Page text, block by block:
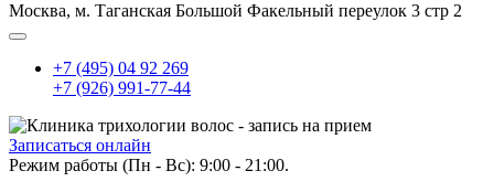
Москва, м. Таганская Большой Факельный переулок 3 стр 2
+7 (495) 04 92 269
+7 (926) 991-77-44
Записаться онлайн
Режим работы (Пн - Вс): 9:00 - 21:00.